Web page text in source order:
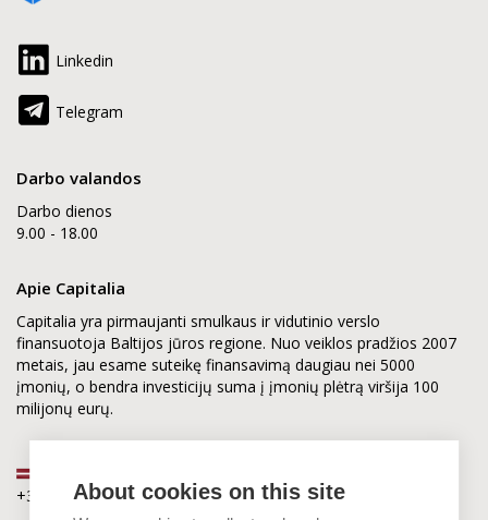
About cookies on this site
Linkedin
Telegram
Darbo valandos
Darbo dienos
9.00 - 18.00
Apie Capitalia
Capitalia yra pirmaujanti smulkaus ir vidutinio verslo
finansuotoja Baltijos jūros regione. Nuo veiklos pradžios 2007
metais, jau esame suteikę finansavimą daugiau nei 5000
įmonių, o bendra investicijų suma į įmonių plėtrą viršija 100
milijonų eurų.
+371 2880 0880